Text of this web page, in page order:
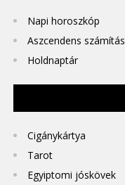
Napi horoszkóp
Aszcendens számítás
Holdnaptár
Cigánykártya
Tarot
Egyiptomi jóskövek